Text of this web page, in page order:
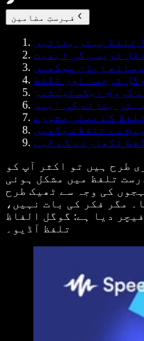
فہرستِ مضامین
تلفظ بہتر بنائیں
نویسی کی اہمیت
ساتھ زبان سیکھیں
ترجمہ اور تلفظ
کروم ایکسٹینشنز
بنانے کی ایپس
کے عملی مشورے
سے تلفظ سیکھیں
طرح ہیں تو اکثر آپ کو
تلفظ میں مشکل ہوئی
کی وجہ سے ٹھیک طرح
مگر فکر کی بات نہیں،
دیا ہے: گوگل الفاظ
تلفظ آڈیو۔